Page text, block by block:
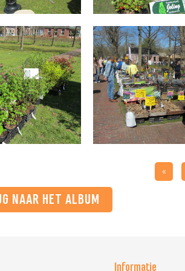
«
NAAR HET ALBUM
Informatie